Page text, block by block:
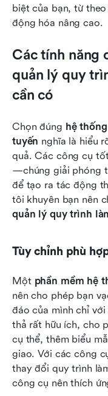
biệt của bạn, từ
động hóa nâng cao.
Các tính năng
quản lý quy
cần có
Chọn đúng hệ
tuyến nghĩa là hiểu
quả. Các công cụ
—chúng giải phóng
để tạo ra tác động
tôi khuyên bạn nên
quản lý quy trình
Tùy chỉnh phù
Một phần mềm hệ
nên cho phép bạn
đáo của mình chỉ
thả rất hữu ích, cho
cụ thể, thêm biểu
giao. Với các công
thay đổi quy trình
công cụ nên thích